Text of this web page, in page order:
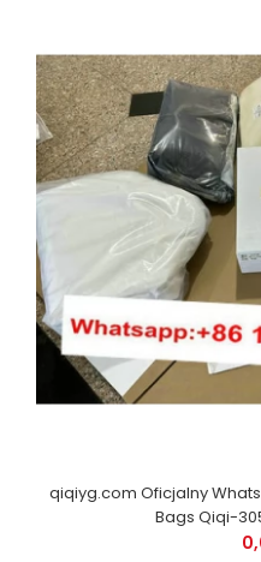
qiqiyg.com Oficjalny
Bags Qiqi-